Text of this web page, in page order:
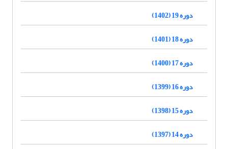
دوره 19 (1402)
دوره 18 (1401)
دوره 17 (1400)
دوره 16 (1399)
دوره 15 (1398)
دوره 14 (1397)